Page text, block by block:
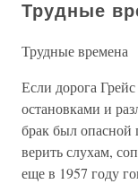
Трудные
Трудные времена
Если дорога
остановками и
брак был опасной
верить слухам,
еще в 1957 году